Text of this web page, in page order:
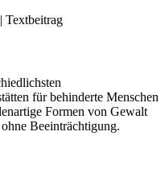
| Textbeitrag
für behinderte Menschen
Formen von Gewalt
Beeinträchtigung.